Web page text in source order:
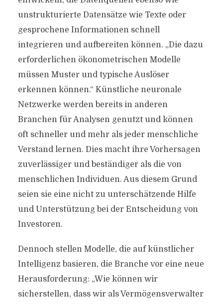
unstrukturierte Datensätze wie Texte oder
gesprochene Informationen schnell
integrieren und aufbereiten können. „Die dazu
erforderlichen ökonometrischen Modelle
müssen Muster und typische Auslöser
erkennen können.“ Künstliche neuronale
Netzwerke werden bereits in anderen
Branchen für Analysen genutzt und können
oft schneller und mehr als jeder menschliche
Verstand lernen. Dies macht ihre Vorhersagen
zuverlässiger und beständiger als die von
menschlichen Individuen. Aus diesem Grund
seien sie eine nicht zu unterschätzende Hilfe
und Unterstützung bei der Entscheidung von
Investoren.
Dennoch stellen Modelle, die auf künstlicher
Intelligenz basieren, die Branche vor eine neue
Herausforderung: „Wie können wir
sicherstellen, dass wir als Vermögensverwalter